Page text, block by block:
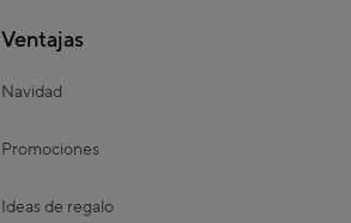
Ventajas
Navidad
Promociones
Ideas de regalo